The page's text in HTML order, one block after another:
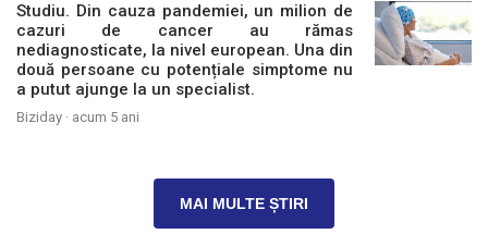
Studiu. Din cauza pandemiei, un milion de
cazuri de cancer au rămas
nediagnosticate, la nivel european. Una din
două persoane cu potențiale simptome nu
a putut ajunge la un specialist.
Biziday · acum 5 ani
MAI MULTE ȘTIRI